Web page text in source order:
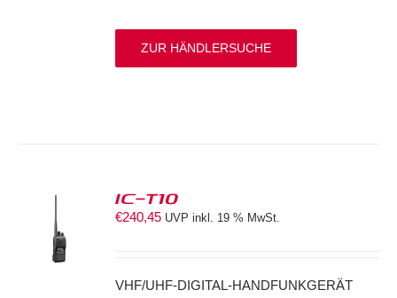
ZUR HÄNDLERSUCHE
IC-T10
€240,45 UVP inkl. 19 % MwSt.
VHF/UHF-DIGITAL-HANDFUNKGERÄT